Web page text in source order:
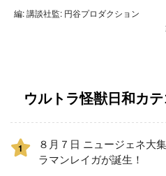
編: 講談社監: 円谷プロダクション
ウルトラ怪獣日和カ
1
８月７日 ニュージェネ大
ラマンレイガが誕生！